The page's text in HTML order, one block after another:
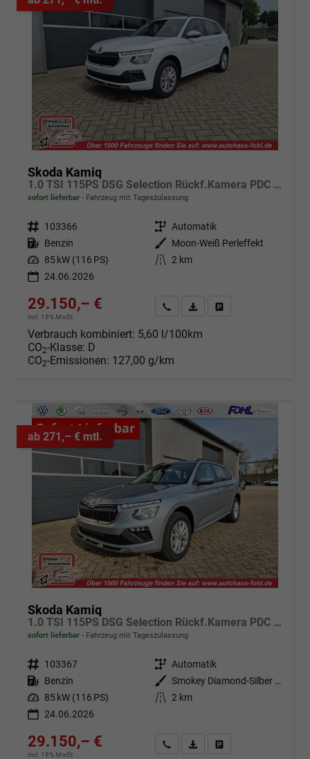
Skoda Kamiq
1.0 TSI 115PS DSG Selection Rückf.Kamera PDC v+h Sitzheizung Klimaautomatik Skoda-Radio Apple CarPlay + Android Auto Tempomat Garantieverlängerung 16"LM
sofort lieferbar Fahrzeug mit Tageszulassung
Fahrzeugnr. 103366 Getriebe Automatik
Kraftstoff Benzin Außenfarbe
Moon-Weiß Perleffekt
Leistung 85 kW (116 PS) Kilometerstand 2 km
24.06.2026
29.150,– €
incl. 19% MwSt.
Angebot anfordern
Fahrzeugexpose (PDF)
Verbrauch kombiniert: 5,60 l/100km
CO2-Klasse: D
CO2-Emissionen: 127,00 g/km
ab 271,– € mtl.
Skoda Kamiq
1.0 TSI 115PS DSG Selection Rückf.Kamera PDC v+h Sitzheizung Klimaautomatik Skoda-Radio Apple CarPlay + Android Auto Tempomat Garantieverlängerung 16"LM
sofort lieferbar Fahrzeug mit Tageszulassung
Fahrzeugnr. 103367 Getriebe Automatik
Kraftstoff Benzin Außenfarbe
Smokey Diamond-Silber Metallic
Leistung 85 kW (116 PS) Kilometerstand 2 km
24.06.2026
29.150,– €
incl. 19% MwSt.
Angebot anfordern
Fahrzeugexpose (PDF)